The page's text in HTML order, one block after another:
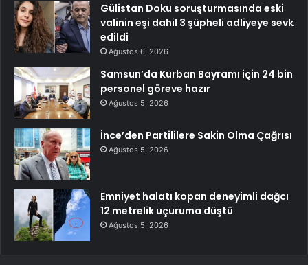
Gülistan Doku soruşturmasında eski
valinin eşi dahil 3 şüpheli adliyeye sevk
edildi
Ağustos 6, 2026
Samsun’da Kurban Bayramı için 24 bin
personel göreve hazır
Ağustos 5, 2026
İnce’den Partililere Sakin Olma Çağrısı
Ağustos 5, 2026
Emniyet halatı kopan deneyimli dağcı
12 metrelik uçuruma düştü
Ağustos 5, 2026